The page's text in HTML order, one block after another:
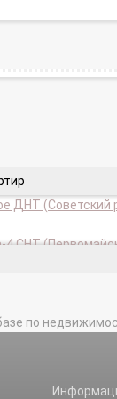
ДНТ (Советский
4 СНТ
(Первомайский
по